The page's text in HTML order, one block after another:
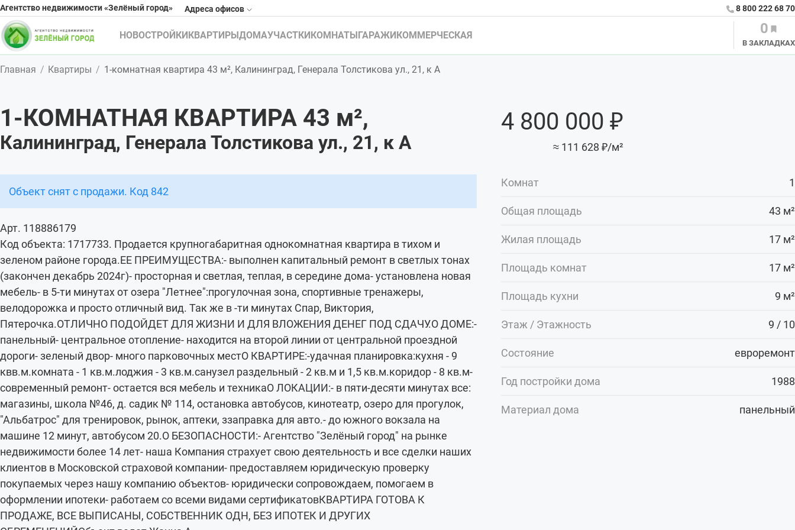
Агентство недвижимости «Зелёный город» Адреса офисов 8 800 222 68 70
НОВОСТРОЙКИ КВАРТИРЫ ДОМАУЧАСТКИ КОМНАТЫ ГАРАЖИ КОММЕРЧЕСКАЯ 0
В ЗАКЛАДКАХ
Главная Квартиры 1-комнатная квартира 43 м², Калининград, Генерала Толстикова ул., 21, к А
1-КОМНАТНАЯ КВАРТИРА 43 м²,
Калининград, Генерала Толстикова ул., 21, к А
4 800 000 ₽
≈ 111 628 ₽/м²
Объект снят с продажи. Код 842
Арт. 118886179
Код объекта: 1717733. Продается крупногабаритная однокомнатная квартира в тихом и
зеленом районе города.ЕЕ ПРЕИМУЩЕСТВА:- выполнен капитальный ремонт в светлых тонах
(закончен декабрь 2024г)- просторная и светлая, теплая, в середине дома- установлена новая
мебель- в 5-ти минутах от озера "Летнее":прогулочная зона, спортивные тренажеры,
велодорожка и просто отличный вид. Так же в -ти минутах Спар, Виктория,
Пятерочка.ОТЛИЧНО ПОДОЙДЕТ ДЛЯ ЖИЗНИ И ДЛЯ ВЛОЖЕНИЯ ДЕНЕГ ПОД СДАЧУ.О ДОМЕ:-
панельный- центральное отопление- находится на второй линии от центральной проездной
дороги- зеленый двор- много парковочных местО КВАРТИРЕ:-удачная планировка:кухня - 9
квв.м.комната - 1 кв.м.лоджия - 3 кв.м.санузел раздельный - 2 кв.м и 1,5 кв.м.коридор - 8 кв.м-
современный ремонт- остается вся мебель и техникаО ЛОКАЦИИ:- в пяти-десяти минутах все:
магазины, школа №46, д. садик № 114, остановка автобусов, кинотеатр, озеро для прогулок,
"Альбатрос" для тренировок, рынок, аптеки, ззаправка для авто.- до южного вокзала на
машине 12 минут, автобусом 20.О БЕЗОПАСНОСТИ:- Агентство "Зелёный город" на рынке
недвижимости более 14 лет- наша Компания страхует свою деятельность и все сделки наших
клиентов в Московской страховой компании- предоставляем юридическую проверку
покупаемых через нашу компанию объектов- юридически сопровождаем, помогаем в
оформлении ипотеки- работаем со всеми видами сертификатовКВАРТИРА ГОТОВА К
ПРОДАЖЕ, ВСЕ ВЫПИСАНЫ, СОБСТВЕННИК ОДН, БЕЗ ИПОТЕК И ДРУГИХ
Комнат 1
Общая площадь 43 м²
Жилая площадь 17 м²
Площадь комнат 17 м²
Площадь кухни 9 м²
Этаж / Этажность 9 / 10
Состояние евроремонт
Год постройки дома 1988
Материал дома панельный